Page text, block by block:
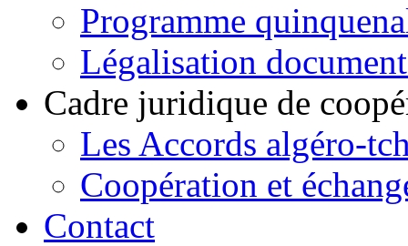
Programme
Légalisation
Cadre juridique de
Les Accords algéro-
Coopération et
Contact